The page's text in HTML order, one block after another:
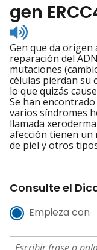
gen
Listen
to
pronunciation
Gen que da
reparación del
mutaciones
células pierdan su
lo que quizás
Se han
varios síndromes
llamada
afección tienen un
de piel y otros
Consulte el
Empieza con